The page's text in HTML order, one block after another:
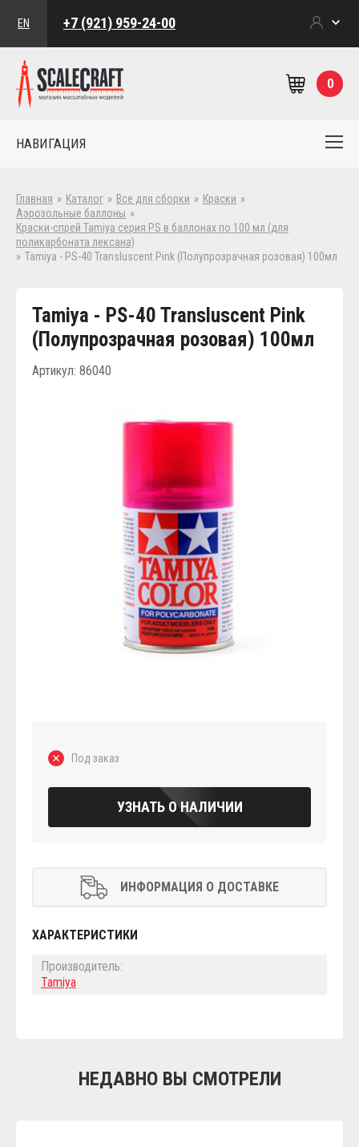
EN +7 (921) 959-24-00
0
НАВИГАЦИЯ
Главная » Каталог » Все для сборки » Краски »
Аэрозольные баллоны »
Краски-спрей Tamiya серия PS в баллонах по 100 мл (для
поликарбоната лексана)
» Tamiya - PS-40 Transluscent Pink (Полупрозрачная розовая) 100мл
Tamiya - PS-40 Transluscent Pink
(Полупрозрачная розовая) 100мл
Артикул: 86040
Под заказ
УЗНАТЬ О НАЛИЧИИ
ИНФОРМАЦИЯ О ДОСТАВКЕ
ХАРАКТЕРИСТИКИ
Производитель:
Tamiya
НЕДАВНО ВЫ СМОТРЕЛИ